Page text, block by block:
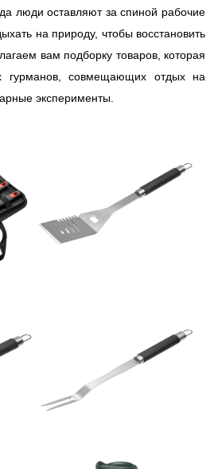
люди оставляют за спиной рабочие
на природу, чтобы восстановить
вам подборку товаров, которая
гурманов, совмещающих отдых на
эксперименты.